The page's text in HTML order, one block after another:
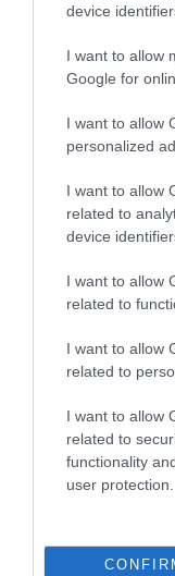
device
I want to allow
Google for
I want to allow
personalized
I want to allow
related to
device
I want to allow
related to
I want to allow
related to
I want to allow
related to
functionality
user protection.
2023. ÁPRILIS 27. ●